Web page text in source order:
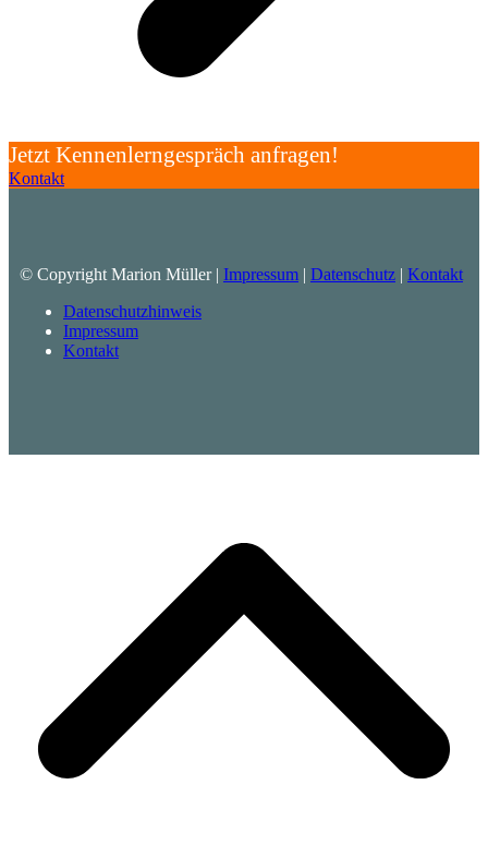
Jetzt Kennenlerngespräch anfragen!
Kontakt
© Copyright Marion Müller | Impressum | Datenschutz | Kontakt
Datenschutzhinweis
Impressum
Kontakt